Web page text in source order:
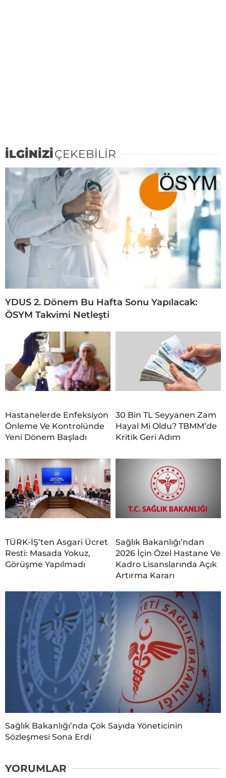
İLGİNİZİÇEKEBİLİR
YDUS 2. Dönem Bu Hafta Sonu Yapılacak:
ÖSYM Takvimi Netleşti
Hastanelerde Enfeksiyon
Önleme Ve Kontrolünde
Yeni Dönem Başladı
30 Bin TL Seyyanen Zam
Hayal Mi Oldu? TBMM’de
Kritik Geri Adım
TÜRK-İŞ’ten Asgari Ücret
Resti: Masada Yokuz,
Görüşme Yapılmadı
Sağlık Bakanlığı’ndan
2026 İçin Özel Hastane Ve
Kadro Lisanslarında Açık
Artırma Kararı
Sağlık Bakanlığı’nda Çok Sayıda Yöneticinin
Sözleşmesi Sona Erdi
YORUMLAR